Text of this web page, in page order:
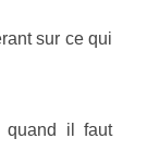
sur ce qui
quand il faut